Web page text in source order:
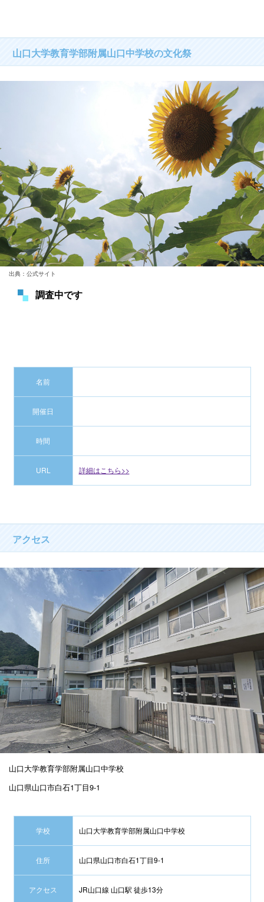
山口大学教育学部附属山口中学校の文化祭
出典：公式サイト
調査中です
名前
開催日
時間
URL 詳細はこちら>>
アクセス
山口大学教育学部附属山口中学校
山口県山口市白石1丁目9-1
学校 山口大学教育学部附属山口中学校
住所 山口県山口市白石1丁目9-1
アクセス JR山口線 山口駅 徒歩13分